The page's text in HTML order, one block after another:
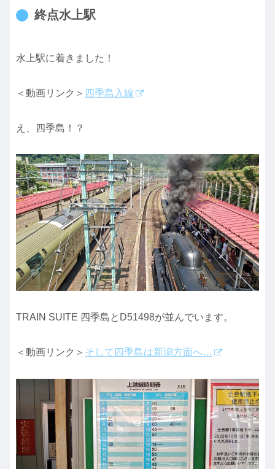
終点水上駅
水上駅に着きました！
＜動画リンク＞ 四季島入線
え、四季島！？
TRAIN SUITE 四季島とD51498が並んでいます。
＜動画リンク＞ そして四季島は新潟方面へ…